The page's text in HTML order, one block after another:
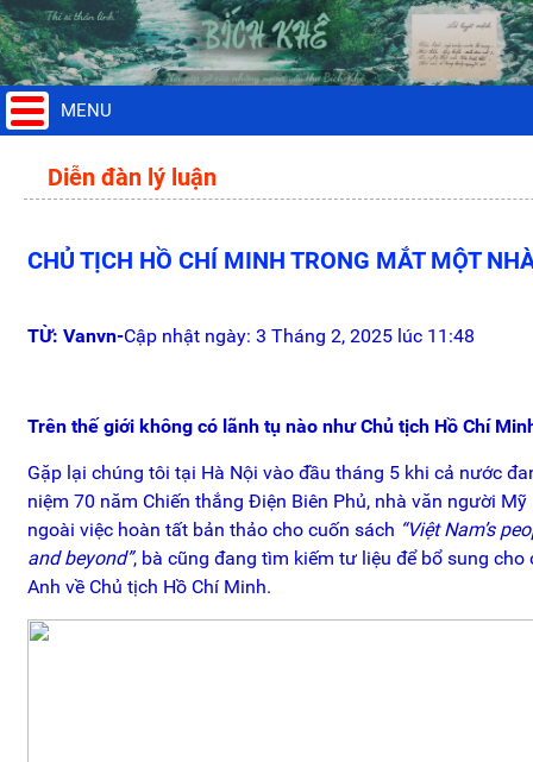
MENU
Diễn đàn lý luận
CHỦ TỊCH HỒ CHÍ MINH TRONG MẮT MỘT
TỪ: Vanvn-Cập nhật ngày: 3 Tháng 2, 2025 lúc 11:48
Trên thế giới không có lãnh tụ nào như Chủ tịch Hồ Chí
Gặp lại chúng tôi tại Hà Nội vào đầu tháng 5 khi cả nước
niệm 70 năm Chiến thắng Điện Biên Phủ, nhà văn người
ngoài việc hoàn tất bản thảo cho cuốn sách “Việt Nam’s
and beyond”, bà cũng đang tìm kiếm tư liệu để bổ sung cho
Anh về Chủ tịch Hồ Chí Minh.